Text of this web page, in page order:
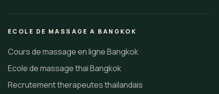
ECOLE DE MASSAGE A BANGKOK
Cours de massage en ligne Bangkok
Ecole de massage thai Bangkok
Recrutement therapeutes thailandais